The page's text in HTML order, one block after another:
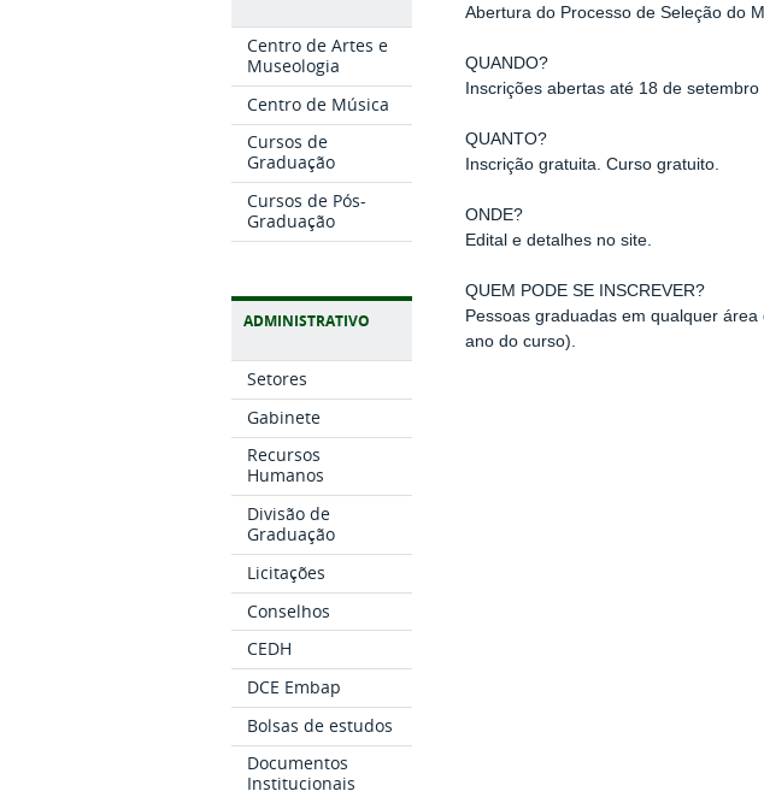
Centro de Artes e
Museologia
Centro de Música
Cursos de
Graduação
Cursos de Pós-
Graduação
ADMINISTRATIVO
Setores
Gabinete
Recursos
Humanos
Divisão de
Graduação
Licitações
Conselhos
CEDH
DCE Embap
Bolsas de estudos
Documentos
Institucionais
Abertura do Processo de Seleção do
QUANDO?
Inscrições abertas até 18 de setembro
QUANTO?
Inscrição gratuita. Curso gratuito.
ONDE?
Edital e detalhes no site.
QUEM PODE SE INSCREVER?
Pessoas graduadas em qualquer
ano do curso).